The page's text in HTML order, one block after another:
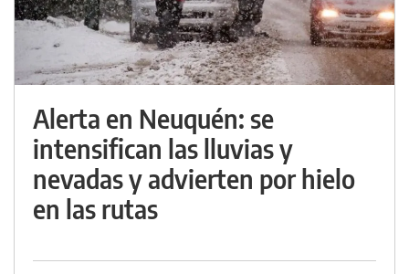
Alerta en Neuquén: se
intensifican las lluvias y
nevadas y advierten por hielo
en las rutas